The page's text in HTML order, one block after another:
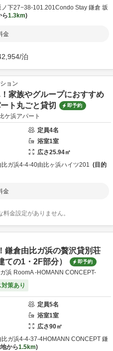
ノ下27−38-101.201Condo Stay 鎌倉 坂
ら1.3km
金
/泊
ョン
家族やグループにおすすめ
ト丸ごと貸切
即予約
ケ浜アパート
定員4名
浴室1室
広さ25.94㎡
比ガ浜4-4-40由比ヶ浜ハイツ201
目的
金
金設定がありません。
鎌倉由比ガ浜の贅沢貸別荘
ての1・2F部分）
即予約
浜 RoomA -HOMANN CONCEPT-
策あり
定員5名
浴室1室
広さ90㎡
比ガ浜4-4-37-4HOMANN CONCEPT 鎌
地から1.5km